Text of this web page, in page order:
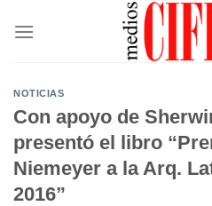
NOTICIAS
Con apoyo de
presentó el libro
Niemeyer a la Arq.
2016”